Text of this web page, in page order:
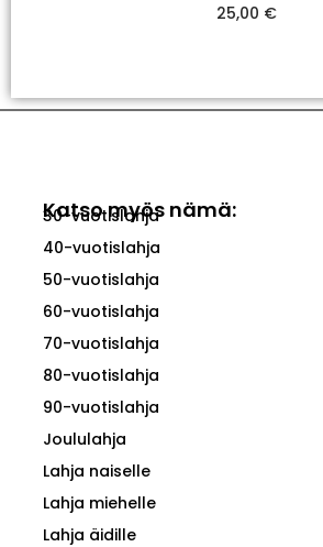
25,00 €
Katso myös nämä:
30-vuotislahja
40-vuotislahja
50-vuotislahja
60-vuotislahja
70-vuotislahja
80-vuotislahja
90-vuotislahja
Joululahja
Lahja naiselle
Lahja miehelle
Lahja äidille